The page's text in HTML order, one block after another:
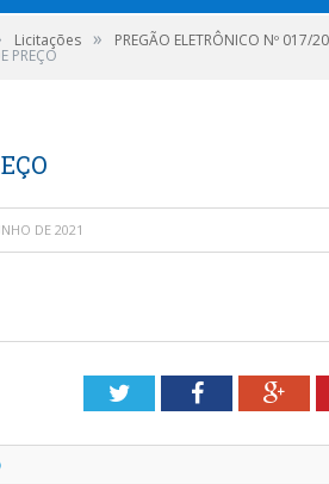
Licitações » PREGÃO ELETRÔNICO Nº
PREÇO
DE 2021
TwitterFacebook